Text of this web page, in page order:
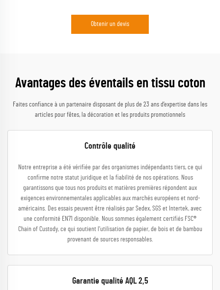
Obtenir un devis
Avantages des éventails en tissu coton
Faites confiance à un partenaire disposant de plus de 23 ans d’expertise dans les
articles pour fêtes, la décoration et les produits promotionnels
Contrôle qualité
Notre entreprise a été vérifiée par des organismes indépendants tiers, ce qui
confirme notre statut juridique et la fiabilité de nos opérations. Nous
garantissons que tous nos produits et matières premières répondent aux
exigences environnementales applicables aux marchés européens et nord-
américains. Des essais peuvent être réalisés par Sedex, SGS et Intertek, avec
une conformité EN71 disponible. Nous sommes également certifiés FSC®
Chain of Custody, ce qui soutient l’utilisation de papier, de bois et de bambou
provenant de sources responsables.
Garantie qualité AQL 2,5